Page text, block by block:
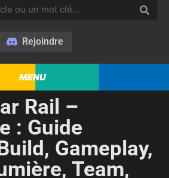
Rejoindre
MENU
Rail –
: Guide
Gameplay,
Team,